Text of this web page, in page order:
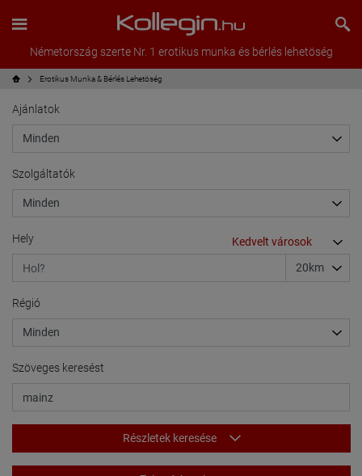
Németország szerte Nr. 1 erotikus munka és bérlés lehetöség
Erotikus Munka & Bérlés Lehetöség
Ajánlatok
Szolgáltatók
Hely
Régió
Szöveges keresést
Részletek keresése